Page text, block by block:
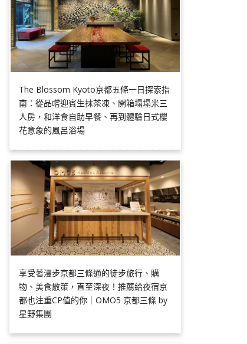
The Blossom Kyoto京都五條一日探索指
南：從品嚐迎賓生抹茶凍、開箱塌塌米三
人房，和洋食自助早餐、再到體驗日式櫻
花意象的風呂浴場
享受著漫步京都三條通的徒步旅行、購
物、美食散策，直至深夜！推薦給夜宿京
都也注重CP值的你｜OMO5 京都三條 by
星野集團